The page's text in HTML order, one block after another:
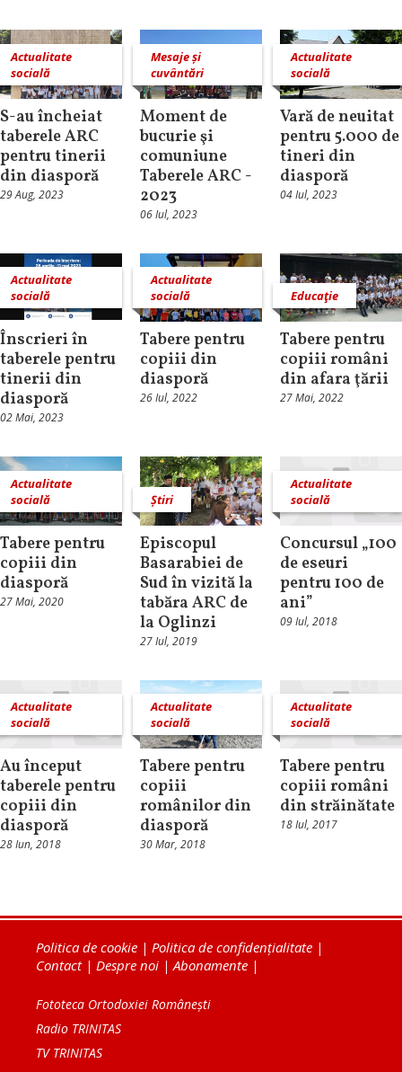
Actualitate
socială
S-au încheiat
taberele ARC
pentru tinerii
din diasporă
29 Aug, 2023
Mesaje și
cuvântări
Moment de
bucurie şi
comuniune
Taberele ARC -
2023
06 Iul, 2023
Actualitate
socială
Vară de neuitat
pentru 5.000 de
tineri din
diasporă
04 Iul, 2023
Actualitate
socială
Înscrieri în
taberele pentru
tinerii din
diasporă
02 Mai, 2023
Actualitate
socială
Tabere pentru
copiii din
diasporă
26 Iul, 2022
Educaţie
Tabere pentru
copiii români
din afara ţării
27 Mai, 2022
Actualitate
socială
Tabere pentru
copiii din
diasporă
27 Mai, 2020
Știri
Episcopul
Basarabiei de
Sud în vizită la
tabăra ARC de
la Oglinzi
27 Iul, 2019
Actualitate
socială
Concursul „100
de eseuri
pentru 100 de
ani”
09 Iul, 2018
Actualitate
socială
Au început
taberele pentru
copiii din
diasporă
28 Iun, 2018
Actualitate
socială
Tabere pentru
copiii
românilor din
diasporă
30 Mar, 2018
Actualitate
socială
Tabere pentru
copiii români
din străinătate
18 Iul, 2017
Politica de cookie | Politica de confidențialitate |
Contact| Despre noi |Abonamente |
Fototeca Ortodoxiei Românești
Radio TRINITAS
TV TRINITAS